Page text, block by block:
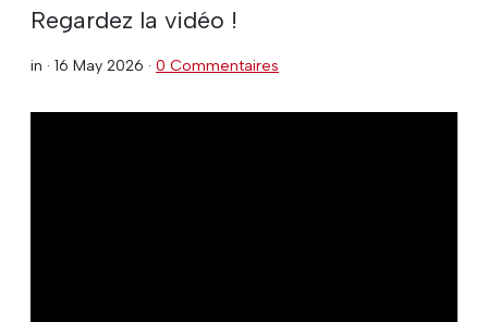
Regardez la vidéo !
in · 16 May 2026 · 0 Commentaires